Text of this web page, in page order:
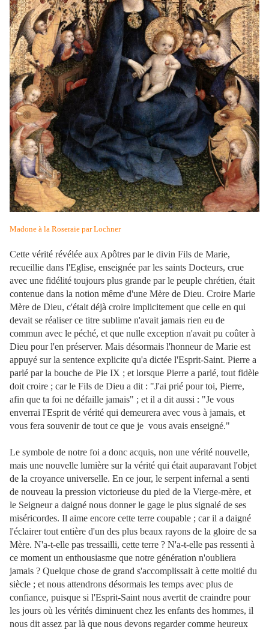
Madone à la Roseraie par Lochner
Cette vérité révélée aux Apôtres par le divin Fils de Marie,
recueillie dans l'Eglise, enseignée par les saints Docteurs, crue
avec une fidélité toujours plus grande par le peuple chrétien, était
contenue dans la notion même d'une Mère de Dieu. Croire Marie
Mère de Dieu, c'était déjà croire implicitement que celle en qui
devait se réaliser ce titre sublime n'avait jamais rien eu de
commun avec le péché, et que nulle exception n'avait pu coûter à
Dieu pour l'en préserver. Mais désormais l'honneur de Marie est
appuyé sur la sentence explicite qu'a dictée l'Esprit-Saint. Pierre a
parlé par la bouche de Pie IX ; et lorsque Pierre a parlé, tout fidèle
doit croire ; car le Fils de Dieu a dit : "J'ai prié pour toi, Pierre,
afin que ta foi ne défaille jamais" ; et il a dit aussi : "Je vous
enverrai l'Esprit de vérité qui demeurera avec vous à jamais, et
vous fera souvenir de tout ce que je vous avais enseigné."
Le symbole de notre foi a donc acquis, non une vérité nouvelle,
mais une nouvelle lumière sur la vérité qui était auparavant l'objet
de la croyance universelle. En ce jour, le serpent infernal a senti
de nouveau la pression victorieuse du pied de la Vierge-mère, et
le Seigneur a daigné nous donner le gage le plus signalé de ses
miséricordes. Il aime encore cette terre coupable ; car il a daigné
l'éclairer tout entière d'un des plus beaux rayons de la gloire de sa
Mère. N'a-t-elle pas tressailli, cette terre ? N'a-t-elle pas ressenti à
ce moment un enthousiasme que notre génération n'oubliera
jamais ? Quelque chose de grand s'accomplissait à cette moitié du
siècle ; et nous attendrons désormais les temps avec plus de
confiance, puisque si l'Esprit-Saint nous avertit de craindre pour
les jours où les vérités diminuent chez les enfants des hommes, il
nous dit assez par là que nous devons regarder comme heureux